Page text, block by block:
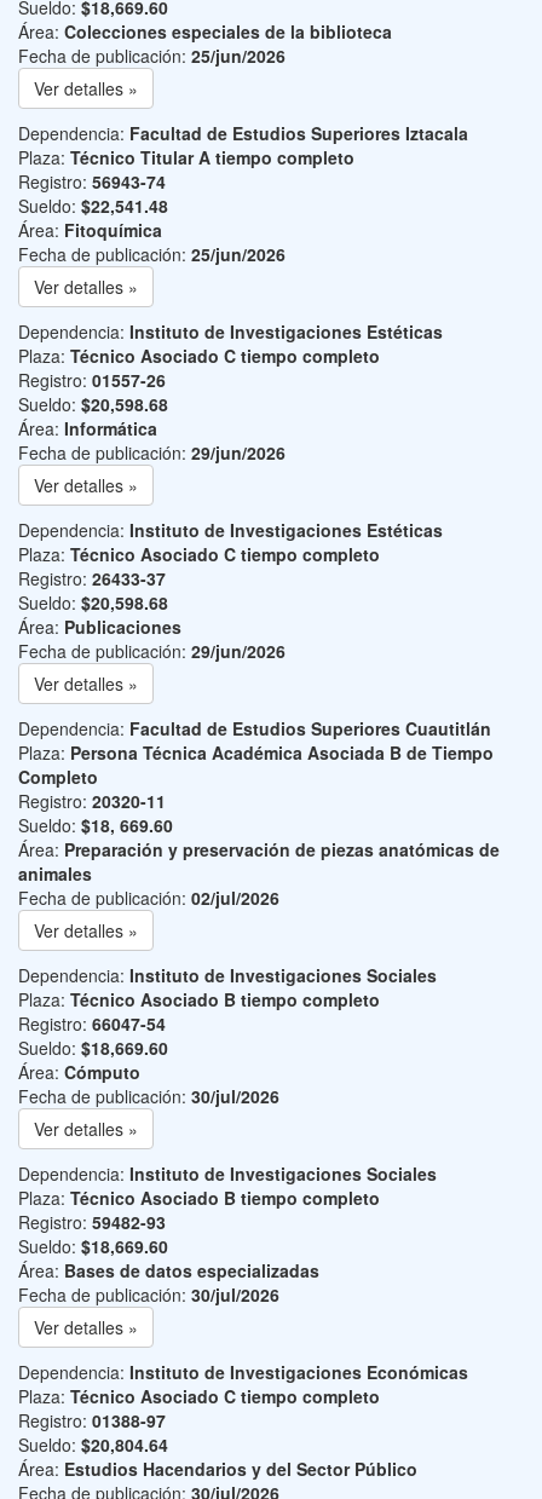
Sueldo: $18,669.60
Área: Colecciones especiales de la biblioteca
Fecha de publicación: 25/jun/2026
Ver detalles »
Dependencia: Facultad de Estudios Superiores Iztacala
Plaza: Técnico Titular A tiempo completo
Registro: 56943-74
Sueldo: $22,541.48
Área: Fitoquímica
Fecha de publicación: 25/jun/2026
Ver detalles »
Dependencia: Instituto de Investigaciones Estéticas
Plaza: Técnico Asociado C tiempo completo
Registro: 01557-26
Sueldo: $20,598.68
Área: Informática
Fecha de publicación: 29/jun/2026
Ver detalles »
Dependencia: Instituto de Investigaciones Estéticas
Plaza: Técnico Asociado C tiempo completo
Registro: 26433-37
Sueldo: $20,598.68
Área: Publicaciones
Fecha de publicación: 29/jun/2026
Ver detalles »
Dependencia: Facultad de Estudios Superiores Cuautitlán
Plaza: Persona Técnica Académica Asociada B de Tiempo
Completo
Registro: 20320-11
Sueldo: $18, 669.60
Área: Preparación y preservación de piezas anatómicas de
animales
Fecha de publicación: 02/jul/2026
Ver detalles »
Dependencia: Instituto de Investigaciones Sociales
Plaza: Técnico Asociado B tiempo completo
Registro: 66047-54
Sueldo: $18,669.60
Área: Cómputo
Fecha de publicación: 30/jul/2026
Ver detalles »
Dependencia: Instituto de Investigaciones Sociales
Plaza: Técnico Asociado B tiempo completo
Registro: 59482-93
Sueldo: $18,669.60
Área: Bases de datos especializadas
Fecha de publicación: 30/jul/2026
Ver detalles »
Dependencia: Instituto de Investigaciones Económicas
Plaza: Técnico Asociado C tiempo completo
Registro: 01388-97
Sueldo: $20,804.64
Área: Estudios Hacendarios y del Sector Público
Fecha de publicación: 30/jul/2026